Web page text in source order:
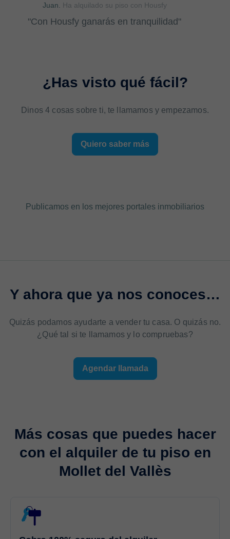
Juan. Ha alquilado su piso con Housfy
"Con Housfy ganarás en tranquilidad"
¿Has visto qué fácil?
Dinos 4 cosas sobre ti, te llamamos y empezamos.
Quiero saber más
Publicamos en los mejores portales inmobiliarios
Y ahora que ya nos conoces…
Quizás podamos ayudarte a vender tu casa. O quizás no.
¿Qué tal si te llamamos y lo compruebas?
Agendar llamada
Más cosas que puedes hacer
con el alquiler de tu piso en
Mollet del Vallès